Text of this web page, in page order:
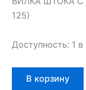
125)
Доступность: 1
товара
В корзину